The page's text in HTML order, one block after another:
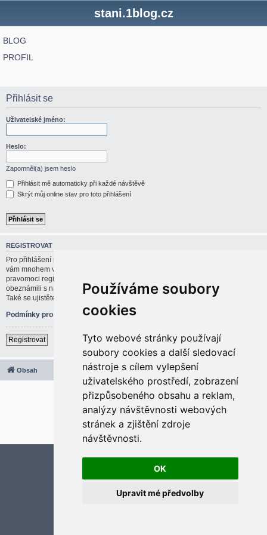
Používáme soubory
cookies
Tyto webové stránky používají
soubory cookies a další sledovací
nástroje s cílem vylepšení
uživatelského prostředí, zobrazení
přizpůsobeného obsahu a reklam,
analýzy návštěvnosti webových
stránek a zjištění zdroje
návštěvnosti.
OK
Upravit mé předvolby
stani.1blog.cz
BLOG
PROFIL
Přihlásit se
Uživatelské jméno:
Heslo:
Zapomněl(a) jsem heslo
Přihlásit mě automaticky při každé návštěvě
Skrýt můj online stav pro toto přihlášení
REGISTROVAT
Pro přihlášení musíte být registrován/a. Registrace trvá jen pár vteřin a dává
vám mnohem větší možnosti. Administrátor blogu též může dávat rozšířené
pravomoci registrovaným uživatelům. Před registrací se ujistěte, že jste se
obeznámili s našimi podmínkami pro použití a s dalšími pravidly a ujednáními.
Také se ujistěte, že si přečtete jakákoliv pravidla, která se na fóru objeví.
Podmínky pro užívání
|Ochrana soukromí
Registrovat
Obsah Všechny časy jsou v
2020 © ASTRA - CZ s.r.o.
Založeno naphpBB® Forum Software © phpBB Limited
Český překlad –phpBB.cz
Optimized by:phpBB SEO